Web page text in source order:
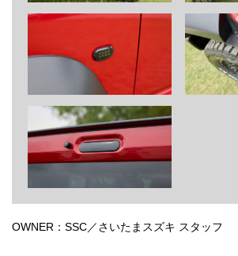
OWNER：SSC／さいたまスズキ スタッフ